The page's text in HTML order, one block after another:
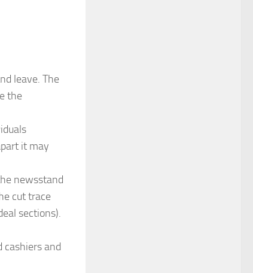
leave. The
the
it may
newsstand
cut trace
sections).
cashiers and